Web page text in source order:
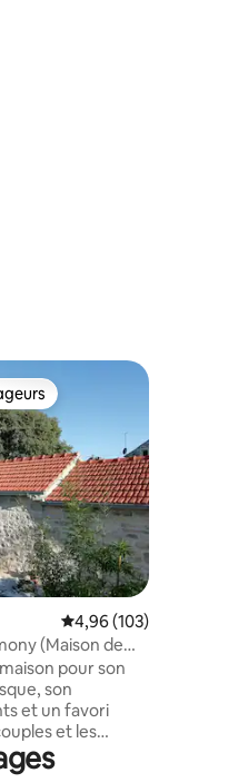
commentaires : 4,9 sur 5
les plus appréciés
Évaluation moyenne
4,96 (103)
(Maison de
pour son
son
et un favori
et les
la magnifique
dans notre